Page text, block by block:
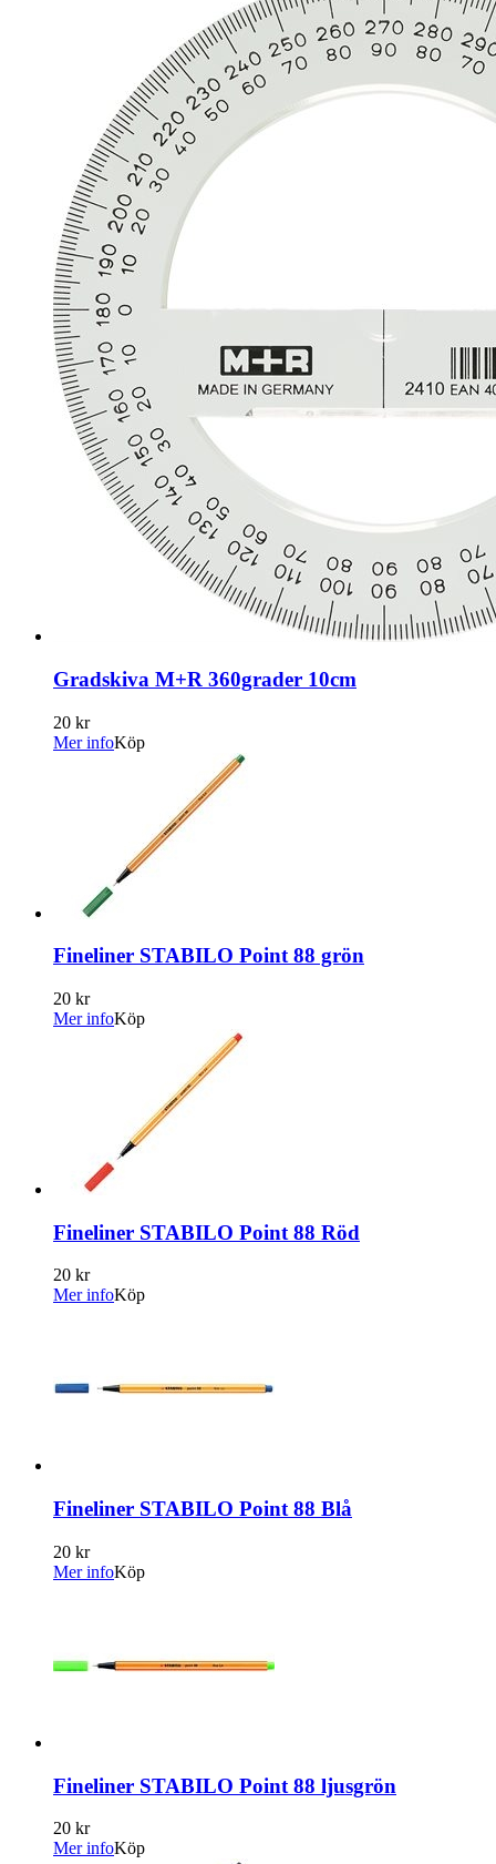
Gradskiva M+R 360grader 10cm
20 kr
Mer infoKöp
Fineliner STABILO Point 88 grön
20 kr
Mer infoKöp
Fineliner STABILO Point 88 Röd
20 kr
Mer infoKöp
Fineliner STABILO Point 88 Blå
20 kr
Mer infoKöp
Fineliner STABILO Point 88 ljusgrön
20 kr
Mer infoKöp